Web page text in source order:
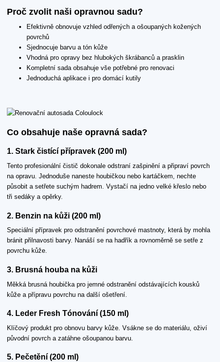
Proč zvolit naši opravnou sadu?
Efektivně obnovuje vzhled odřených a ošoupaných kožených
povrchů
Sjednocuje barvu a tón kůže
Vhodná pro opravy bez hlubokých škrábanců a prasklin
Kompletní sada obsahuje vše potřebné pro renovaci
Jednoduchá aplikace i pro domácí kutily
Co obsahuje naše opravná sada?
1. Stark čistící přípravek (200 ml)
Tento profesionální čistič dokonale odstraní zašpinění a připraví povrch
na opravu. Jednoduše naneste houbičkou nebo kartáčkem, nechte
působit a setřete suchým hadrem. Vystačí na jedno velké křeslo nebo
tři sedáky a opěrky.
2. Benzin na kůži (200 ml)
Speciální přípravek pro odstranění povrchové mastnoty, která by mohla
bránit přilnavosti barvy. Nanáší se na hadřík a rovnoměrně se setře z
povrchu kůže.
3. Brusná houba na kůži
Měkká brusná houbička pro jemné odstranění odstávajících kousků
kůže a přípravu povrchu na další ošetření.
4. Leder Fresh Tónování (150 ml)
Klíčový produkt pro obnovu barvy kůže. Vsákne se do materiálu, oživí
původní povrch a zatáhne ošoupanou barvu.
5. Pečetění (200 ml)